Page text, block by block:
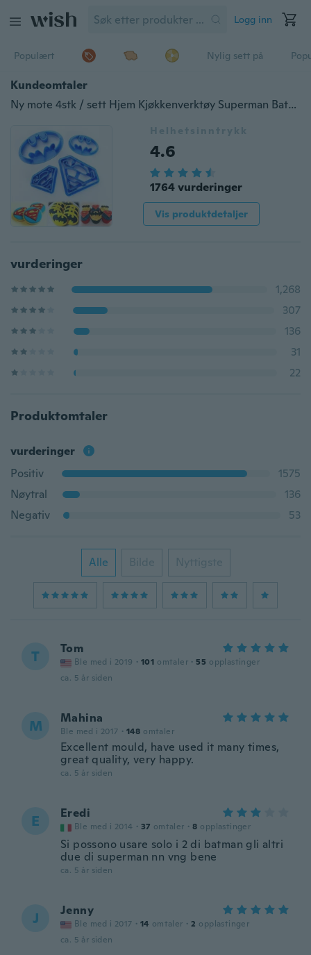
Logg inn
Populært Nylig sett på
Kundeomtaler
Ny mote 4stk / sett Hjem Kjøkkenverktøy Superman Batman Shaped Biscuit Cake Cake wienerbrød Cookie Mold Fondant Cutter Cake Mold Decorating
Helhetsinntrykk
4.6
1764 vurderinger
Vis produktdetaljer
vurderinger
1,268
307
136
31
22
Produktomtaler
vurderinger
Positiv
1575
Nøytral
136
Negativ
53
Alle Bilde Nyttigste
T Tom
Ble med i 2019 · 101 omtaler · 55 opplastinger
ca. 5 år siden
M Mahina
Ble med i 2017 · 148 omtaler
Excellent mould, have used it many times,
great quality, very happy.
ca. 5 år siden
E Eredi
Ble med i 2014 · 37 omtaler · 8 opplastinger
Si possono usare solo i 2 di batman gli altri
due di superman nn vng bene
ca. 5 år siden
J Jenny
Ble med i 2017 · 14 omtaler · 2 opplastinger
ca. 5 år siden